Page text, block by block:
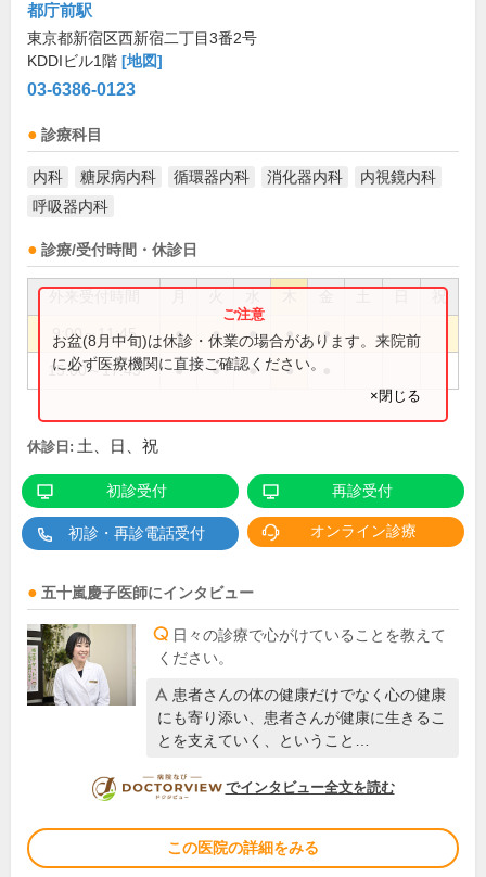
都庁前駅
東京都新宿区西新宿二丁目3番2号
KDDIビル1階 [地図]
03-6386-0123
診療科目
内科 糖尿病内科 循環器内科 消化器内科
内視鏡内科
呼吸器内科
診療/受付時間・休診日
祝
9:00～11:45 ● ● ● ● ●
15:00～17:45 ● ● ● ●
お盆(8月中旬)は休診・休業の場合があります。来院前
に必ず医療機関に直接ご確認ください。
×閉じる
休診日: 土、日、祝
初診受付 再診受付
初診・再診電話受付 オンライン診療
五十嵐慶子医師にインタビュー
日々の診療で心がけていることを教えて
ください。
患者さんの体の健康だけでなく心の健康
にも寄り添い、患者さんが健康に生きるこ
とを支えていく、ということ…
DOCTORVIEW
でインタビュー全文を読む
この医院の詳細をみる